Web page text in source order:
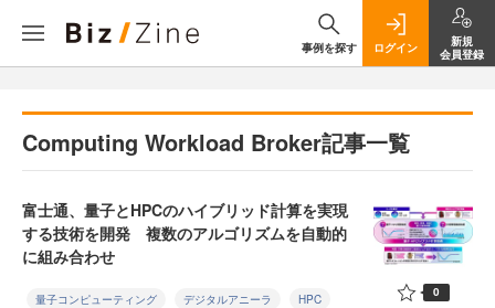
事例を探す ログイン
新規
会員登録
Computing Workload Broker記事一覧
富士通、量子とHPCのハイブリッド計算を実現
する技術を開発 複数のアルゴリズムを自動的
に組み合わせ
量子コンピューティング デジタルアニーラ HPC 0